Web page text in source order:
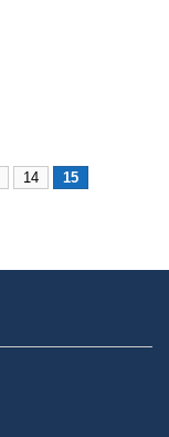
14 15